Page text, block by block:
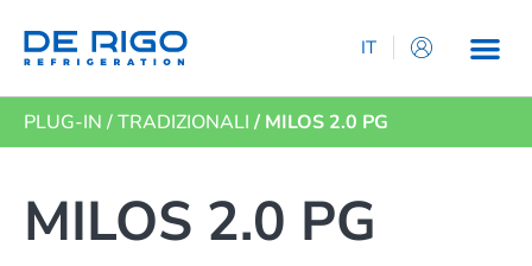
IT
EN
ES
PLUG-IN /TRADIZIONALI / MILOS 2.0 PG
MILOS 2.0 PG